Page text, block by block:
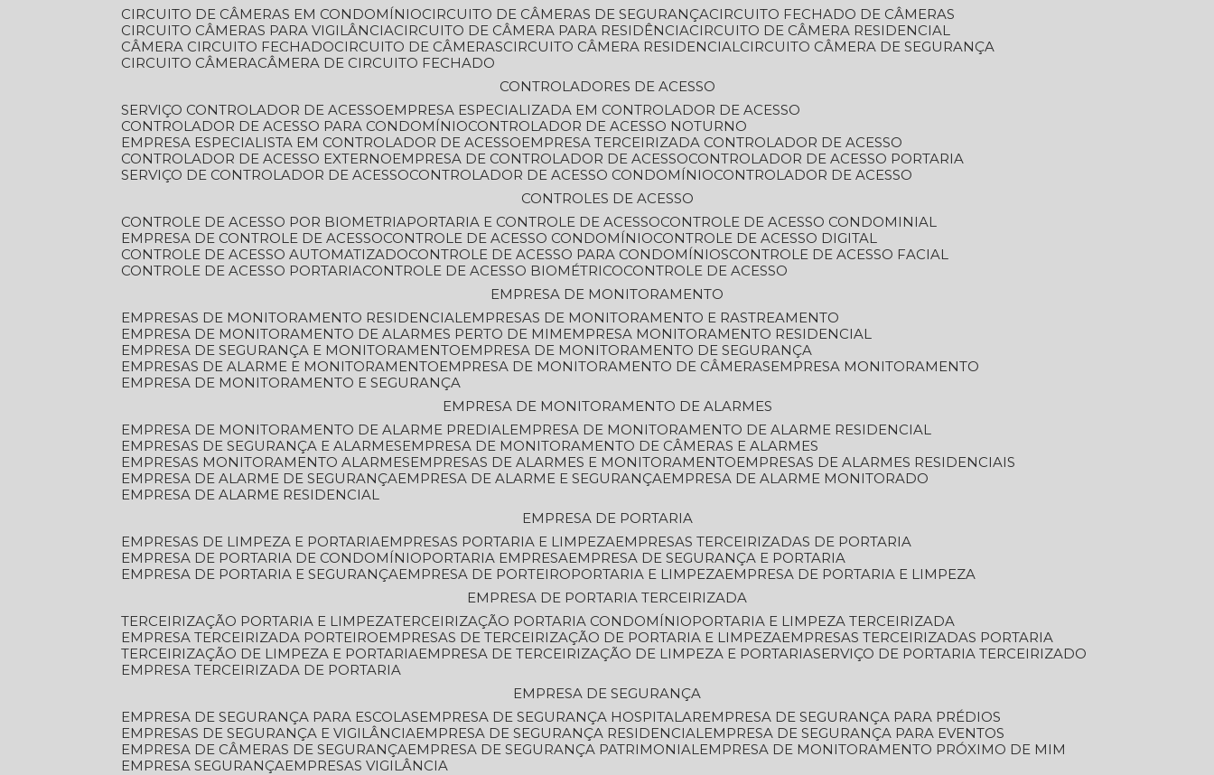
CIRCUITO DE CÂMERAS EM CONDOMÍNIO
CIRCUITO DE CÂMERAS DE SEGURANÇA
CIRCUITO FECHADO DE CÂMERAS
CIRCUITO CÂMERAS PARA VIGILÂNCIA
CIRCUITO DE CÂMERA PARA RESIDÊNCIA
CIRCUITO DE CÂMERA RESIDENCIAL
CÂMERA CIRCUITO FECHADO
CIRCUITO DE CÂMERAS CIRCUITO CÂMERA RESIDENCIAL
CIRCUITO CÂMERA DE SEGURANÇA
CIRCUITO CÂMERA
CÂMERA DE CIRCUITO FECHADO
CONTROLADORES DE ACESSO
SERVIÇO CONTROLADOR DE ACESSO
EMPRESA ESPECIALIZADA EM CONTROLADOR DE ACESSO
CONTROLADOR DE ACESSO PARA CONDOMÍNIO
CONTROLADOR DE ACESSO NOTURNO
EMPRESA ESPECIALISTA EM CONTROLADOR DE ACESSO
EMPRESA TERCEIRIZADA CONTROLADOR DE ACESSO
CONTROLADOR DE ACESSO EXTERNO
EMPRESA DE CONTROLADOR DE ACESSO
CONTROLADOR DE ACESSO PORTARIA
SERVIÇO DE CONTROLADOR DE ACESSO
CONTROLADOR DE ACESSO CONDOMÍNIO
CONTROLADOR DE ACESSO
CONTROLES DE ACESSO
CONTROLE DE ACESSO POR BIOMETRIA
PORTARIA E CONTROLE DE ACESSO
CONTROLE DE ACESSO CONDOMINIAL
EMPRESA DE CONTROLE DE ACESSO
CONTROLE DE ACESSO CONDOMÍNIO
CONTROLE DE ACESSO DIGITAL
CONTROLE DE ACESSO AUTOMATIZADO
CONTROLE DE ACESSO PARA CONDOMÍNIOS
CONTROLE DE ACESSO FACIAL
CONTROLE DE ACESSO PORTARIA CONTROLE DE ACESSO BIOMÉTRICO
CONTROLE DE ACESSO
EMPRESA DE MONITORAMENTO
EMPRESAS DE MONITORAMENTO RESIDENCIAL
EMPRESAS DE MONITORAMENTO E RASTREAMENTO
EMPRESA DE MONITORAMENTO DE ALARMES PERTO DE MIM
EMPRESA MONITORAMENTO RESIDENCIAL
EMPRESA DE SEGURANÇA E MONITORAMENTO
EMPRESA DE MONITORAMENTO DE SEGURANÇA
EMPRESAS DE ALARME E MONITORAMENTO
EMPRESA DE MONITORAMENTO DE CÂMERAS
EMPRESA MONITORAMENTO
EMPRESA DE MONITORAMENTO E SEGURANÇA
EMPRESA DE MONITORAMENTO DE ALARMES
EMPRESA DE MONITORAMENTO DE ALARME PREDIAL
EMPRESA DE MONITORAMENTO DE ALARME RESIDENCIAL
EMPRESAS DE SEGURANÇA E ALARMES
EMPRESA DE MONITORAMENTO DE CÂMERAS E ALARMES
EMPRESAS MONITORAMENTO ALARMES
EMPRESAS DE ALARMES E MONITORAMENTO
EMPRESAS DE ALARMES RESIDENCIAIS
EMPRESA DE ALARME DE SEGURANÇA
EMPRESA DE ALARME E SEGURANÇA
EMPRESA DE ALARME MONITORADO
EMPRESA DE ALARME RESIDENCIAL
EMPRESA DE PORTARIA
EMPRESAS DE LIMPEZA E PORTARIA
EMPRESAS PORTARIA E LIMPEZA
EMPRESAS TERCEIRIZADAS DE PORTARIA
EMPRESA DE PORTARIA DE CONDOMÍNIO
PORTARIA EMPRESA
EMPRESA DE SEGURANÇA E PORTARIA
EMPRESA DE PORTARIA E SEGURANÇA
EMPRESA DE PORTEIRO PORTARIA E LIMPEZA
EMPRESA DE PORTARIA E LIMPEZA
EMPRESA DE PORTARIA TERCEIRIZADA
TERCEIRIZAÇÃO PORTARIA E LIMPEZA TERCEIRIZAÇÃO PORTARIA CONDOMÍNIO
PORTARIA E LIMPEZA TERCEIRIZADA
EMPRESA TERCEIRIZADA PORTEIRO
EMPRESAS DE TERCEIRIZAÇÃO DE PORTARIA E LIMPEZA
EMPRESAS TERCEIRIZADAS PORTARIA
TERCEIRIZAÇÃO DE LIMPEZA E PORTARIA
EMPRESA DE TERCEIRIZAÇÃO DE LIMPEZA E PORTARIA SERVIÇO DE PORTARIA TERCEIRIZADO
EMPRESA TERCEIRIZADA DE PORTARIA
EMPRESA DE SEGURANÇA
EMPRESA DE SEGURANÇA PARA ESCOLAS
EMPRESA DE SEGURANÇA HOSPITALAR
EMPRESA DE SEGURANÇA PARA PRÉDIOS
EMPRESAS DE SEGURANÇA E VIGILÂNCIA
EMPRESA DE SEGURANÇA RESIDENCIAL
EMPRESA DE SEGURANÇA PARA EVENTOS
EMPRESA DE CÂMERAS DE SEGURANÇA
EMPRESA DE SEGURANÇA PATRIMONIAL
EMPRESA DE MONITORAMENTO PRÓXIMO DE MIM
EMPRESA SEGURANÇA
EMPRESAS VIGILÂNCIA